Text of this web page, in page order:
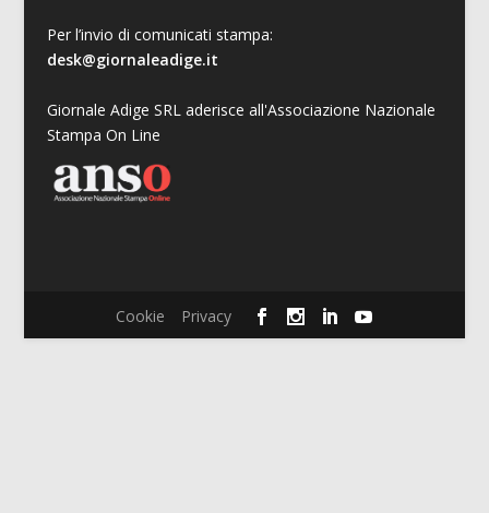
Per l’invio di comunicati stampa:
desk@giornaleadige.it
Giornale Adige SRL aderisce all'Associazione Nazionale
Stampa On Line
Cookie Privacy